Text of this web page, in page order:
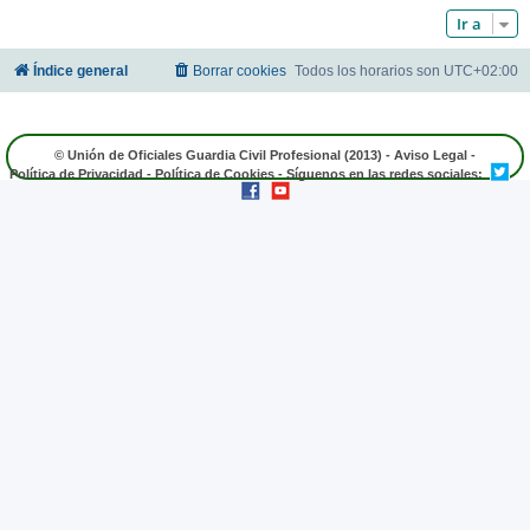
Ir a
Índice general Todos los horarios son UTC+02:00
Borrar cookies
© Unión de Oficiales Guardia Civil Profesional (2013) - Aviso Legal -
Política de Privacidad - Política de Cookies - Síguenos en las redes sociales: